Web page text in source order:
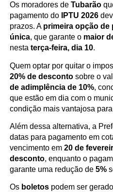
Os moradores de Tubarão
pagamento do
IPTU 2026
prazos. A primeira opção de
única, que garante o maior
nesta terça-feira, dia 10.
Quem optar por quitar o
20% de desconto sobre o
de adimplência de 10%,
que estão em dia com o
condição mais vantajosa
Além dessa alternativa, a
datas para pagamento em
vencimento em 20 de
desconto, enquanto o
garante uma redução de 5%
Os boletos podem ser